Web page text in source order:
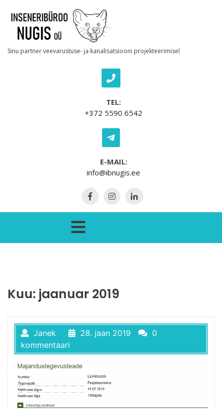
Sinu partner veevarustuse- ja kanalisatsiooni projekteerimisel
TEL:
+372 5590 6542
E-MAIL:
info@ibnugis.ee
Kuu: jaanuar 2019
Janek 28. jaan 2019
0
kommentaari